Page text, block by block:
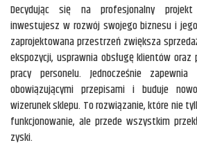
Decydując się na profesjonalny
inwestujesz w rozwój swojego biznesu i
zaprojektowana przestrzeń zwiększa
ekspozycji, usprawnia obsługę klientów oraz
pracy personelu. Jednocześnie
obowiązującymi przepisami i buduje
wizerunek sklepu. To rozwiązanie, które nie
funkcjonowanie, ale przede wszystkim
zyski.